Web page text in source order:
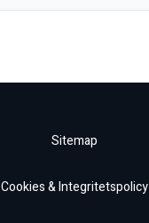
Sitemap
Cookies & Integritetspolicy